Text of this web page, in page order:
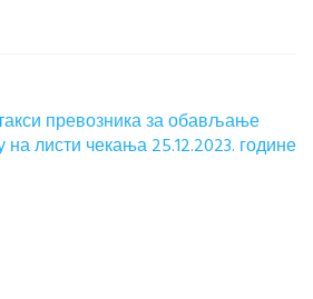
превозника за обављање
на листи чекања 25.12.2023. године